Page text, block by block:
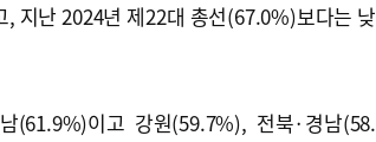
지난 2024년 제22대 총선(67.0%)보다는 낮
(61.9%)이고 강원(59.7%), 전북·경남(58.